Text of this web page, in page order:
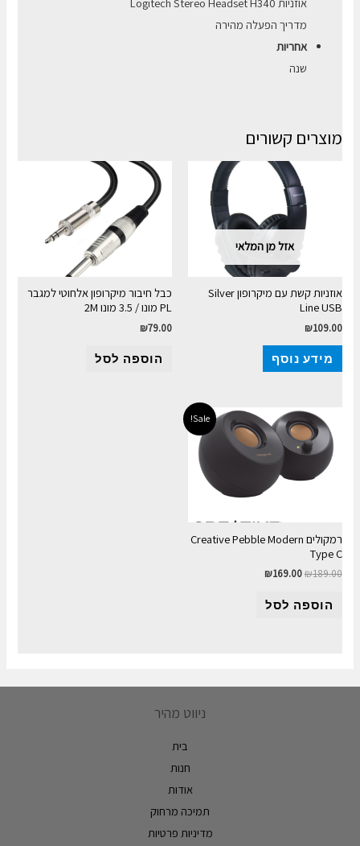
אוזניות Logitech Stereo Headset H340
מדריך הפעלה מהירה
אחריות
שנה
מוצרים קשורים
אזל מן המלאי
אוזניות קשת עם מיקרופון Silver
Line USB
₪109.00
מידע נוסף
כבל חיבור מיקרופון אלחוטי למגבר
PL מונו / 3.5 מונו 2M
₪79.00
הוספה לסל
Sale!
רמקולים Creative Pebble Modern
Type C
₪189.00
₪169.00
הוספה לסל
ניווט מהיר
בית
חנות
אודות
תמיכה מרחוק
מדיניות פרטיות